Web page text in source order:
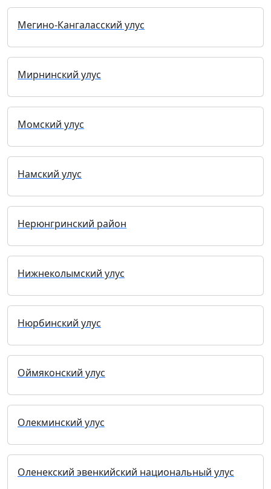
Мегино-Кангаласский улус
Мирнинский улус
Момский улус
Намский улус
Нерюнгринский район
Нижнеколымский улус
Нюрбинский улус
Оймяконский улус
Олекминский улус
Оленекский эвенкийский национальный улус